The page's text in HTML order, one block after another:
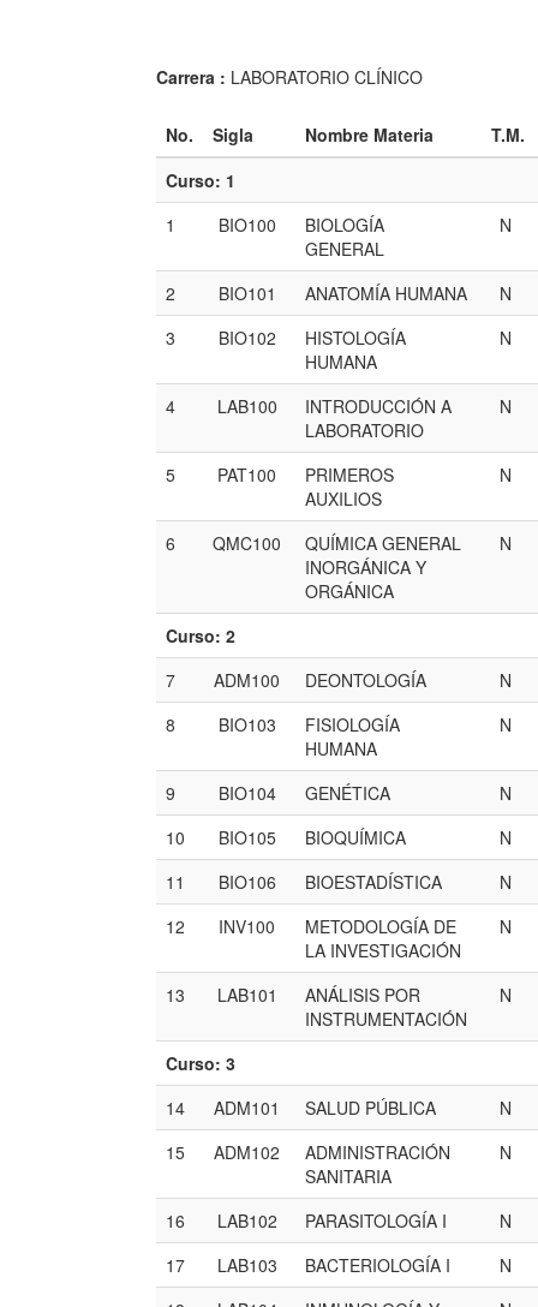
Carrera : LABORATORIO CLÍNICO
No. Sigla Nombre Materia
T.M.
Curso: 1
1
BIO100
BIOLOGÍA
GENERAL
N
2 BIO101 ANATOMÍA HUMANA
N
3
BIO102
HISTOLOGÍA
HUMANA
N
4 LAB100
INTRODUCCIÓN A
LABORATORIO
N
5 PAT100
PRIMEROS
AUXILIOS
N
6 QMC100
QUÍMICA GENERAL
INORGÁNICA Y
ORGÁNICA
N
Curso: 2
7
ADM100 DEONTOLOGÍA
N
8
BIO103
FISIOLOGÍA
HUMANA
N
9 BIO104 GENÉTICA
N
10
BIO105 BIOQUÍMICA
N
11
BIO106 BIOESTADÍSTICA
N
12
INV100
METODOLOGÍA DE
LA INVESTIGACIÓN
N
13 LAB101
ANÁLISIS POR
INSTRUMENTACIÓN
N
Curso: 3
14
ADM101 SALUD PÚBLICA
N
15
ADM102
ADMINISTRACIÓN
SANITARIA
N
16 LAB102 PARASITOLOGÍA I
N
17
LAB103 BACTERIOLOGÍA I
N